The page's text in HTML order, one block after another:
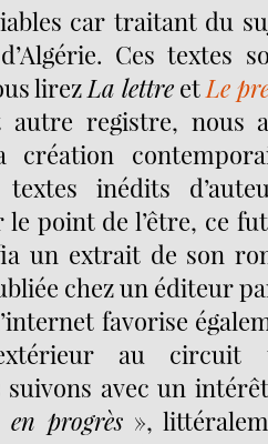
car traitant du
Ces textes
lirez La lettre et Le
registre, nous
création
inédits
point de l’être, ce
un extrait de son
chez un éditeur
favorise
au circuit
suivons avec un
en progrès»,